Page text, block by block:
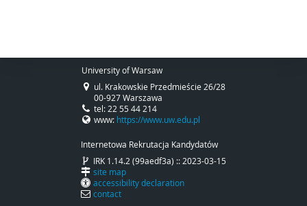
University of Warsaw
ul. Krakowskie Przedmieście 26/28
00-927 Warszawa
tel: 22 55 44 214
www: https://www.uw.edu.pl
Internetowa Rekrutacja Kandydatów
IRK 1.14.2 (99aedf3a) :: 2023-03-15
site map
accessibility declaration
contact